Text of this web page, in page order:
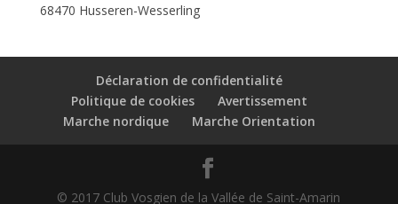
68470 Husseren-Wesserling
Déclaration de confidentialité
Politique de cookies
Avertissement
Marche nordique
Marche Orientation
© 2017 Club Vosgien de la Vallée de Saint-Amarin